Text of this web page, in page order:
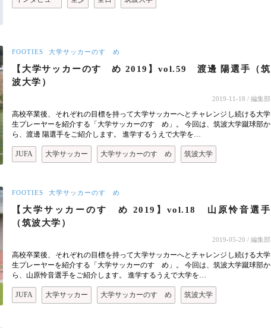
FOOTIES 大学サッカーのすゝめ
【大学サッカーのすゝめ 2019】vol.59 渡邊 陽選手（筑
波大学）
2019-11-18 / 編集部
高校卒業後、それぞれの目標を持って大学サッカーへとチャレンジし続ける大学
生プレーヤーを紹介する「大学サッカーのすゝめ」。 今回は、筑波大学蹴球部か
ら、渡邊 陽選手をご紹介します。 進学するうえで大学を…
JUFA 大学サッカー 大学サッカーのすゝめ 筑波大学
FOOTIES 大学サッカーのすゝめ
【大学サッカーのすゝめ 2019】vol.18 山原怜音選手
（筑波大学）
2019-05-20 / 編集部
高校卒業後、それぞれの目標を持って大学サッカーへとチャレンジし続ける大学
生プレーヤーを紹介する「大学サッカーのすゝめ」。 今回は、筑波大学蹴球部か
ら、山原怜音選手をご紹介します。 進学するうえで大学を…
JUFA 大学サッカー 大学サッカーのすゝめ 筑波大学